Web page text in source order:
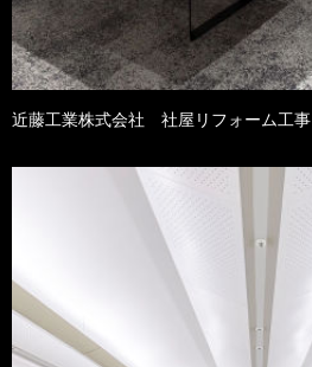
近藤工業株式会社 社屋リフォーム工事